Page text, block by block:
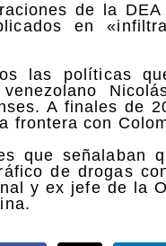
de la
en
las políticas
A finales de
frontera con
que señalaban
de drogas
y ex jefe de la